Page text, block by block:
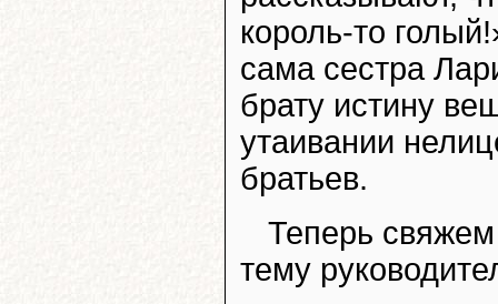
король-то
сама сестра
брату истину
утаивании
братьев.
Теперь
тему